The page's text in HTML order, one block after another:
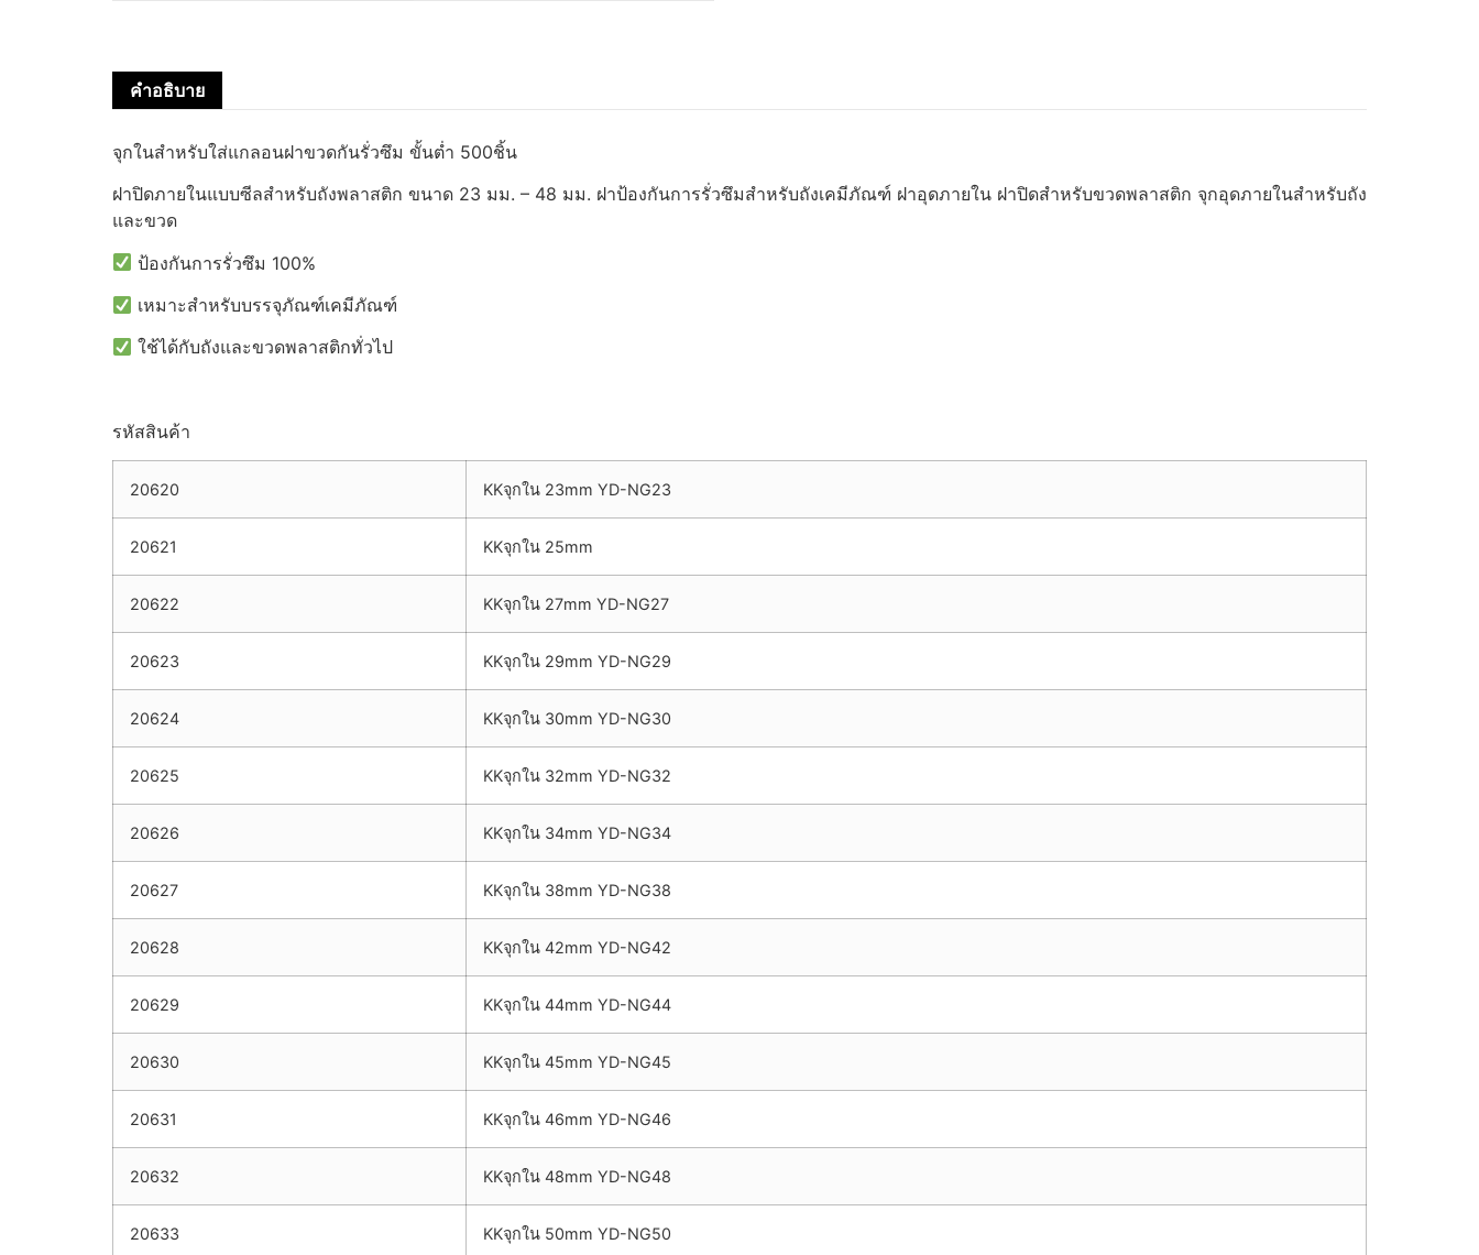
คำอธิบาย
จุกในสำหรับใส่แกลอนฝาขวดกันรั่วซึม ขั้นต่ำ 500ชิ้น
ฝาปิดภายในแบบซีลสำหรับถังพลาสติก ขนาด 23 มม. – 48 มม. ฝาป้องกันการรั่วซึมสำหรับถังเคมีภัณฑ์ ฝาอุดภายใน ฝาปิดสำหรับขวดพลาสติก จุกอุดภายในสำหรับถัง
และขวด
ป้องกันการรั่วซึม 100%
เหมาะสำหรับบรรจุภัณฑ์เคมีภัณฑ์
ใช้ได้กับถังและขวดพลาสติกทั่วไป
รหัสสินค้า
20620 KKจุกใน 23mm YD-NG23
20621 KKจุกใน 25mm
20622 KKจุกใน 27mm YD-NG27
20623 KKจุกใน 29mm YD-NG29
20624 KKจุกใน 30mm YD-NG30
20625 KKจุกใน 32mm YD-NG32
20626 KKจุกใน 34mm YD-NG34
20627 KKจุกใน 38mm YD-NG38
20628 KKจุกใน 42mm YD-NG42
20629 KKจุกใน 44mm YD-NG44
20630 KKจุกใน 45mm YD-NG45
20631 KKจุกใน 46mm YD-NG46
20632 KKจุกใน 48mm YD-NG48
20633 KKจุกใน 50mm YD-NG50